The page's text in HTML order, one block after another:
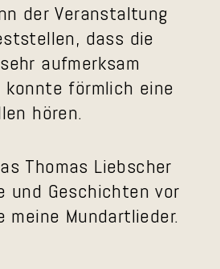
der Veranstaltung
dass die
aufmerksam
konnte förmlich eine
hören.
Thomas Liebscher
und Geschichten vor
Mundartlieder.